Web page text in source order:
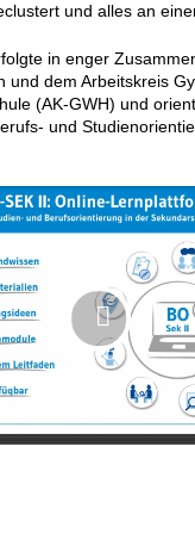
und alles an
in enger
und dem Arbeitskreis
(AK-GWH) und
und